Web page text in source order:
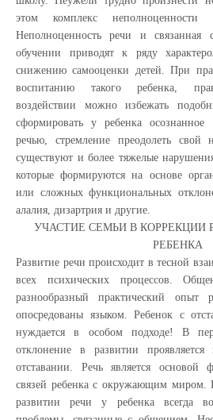
этом комплекс
Неполноценность речи и
обучении приводят к ряду
снижению самооценки детей. При
воспитанию такого ребенка,
воздействии можно избежать
сформировать у ребенка
речью, стремление преодолеть свой
существуют и более тяжелые
которые формируются на основе
или сложных функциональных
алалия, дизартрия и другие.
УЧАСТИЕ СЕМЬИ В КОРРЕКЦИИ
РЕБЕНКА
Развитие речи происходит в тесной
всех психических процессов.
разнообразный практический опыт
опосредованы языком. Ребенок с
нуждается в особом подходе! В
отклонение в развитии
отставании. Речь является основой
связей ребенка с окружающим миром.
развитии речи у ребенка всегда